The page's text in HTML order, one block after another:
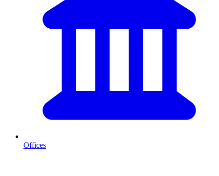
Offices